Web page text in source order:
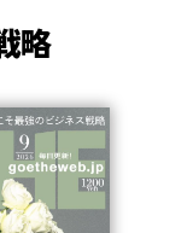
略